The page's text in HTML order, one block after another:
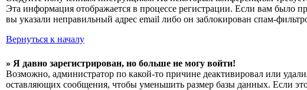
Эта информация отображается в процессе регистрации. Если вам было
вы указали неправильный адрес email либо он заблокирован спам-
Вернуться к началу
» Я давно зарегистрирован, но больше не могу войти!
Возможно, администратор по какой-то причине деактивировал или
оставляющих сообщения, чтобы уменьшить размер базы данных. Если